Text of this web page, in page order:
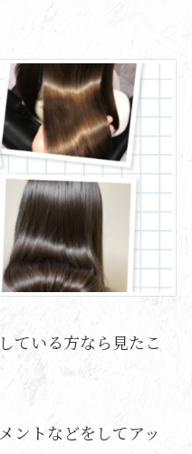
ている方なら見たこ
ントなどをしてアッ